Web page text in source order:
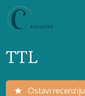
TTL
Ostavi recenziju